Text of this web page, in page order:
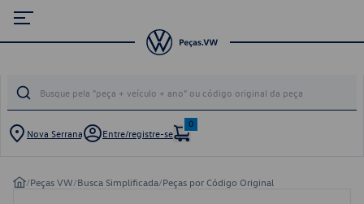
Nova Serrana Entre/registre-se
0
/Peças VW/Busca Simplificada/Peças por Código Original